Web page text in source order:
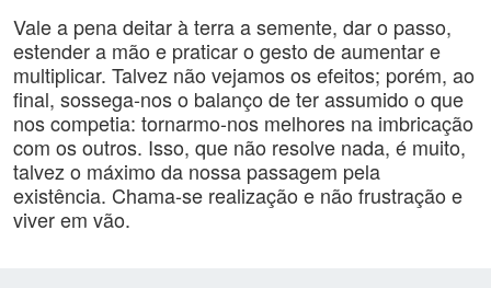
Vale a pena deitar à terra a semente, dar o passo,
estender a mão e praticar o gesto de aumentar e
multiplicar. Talvez não vejamos os efeitos; porém, ao
final, sossega-nos o balanço de ter assumido o que
nos competia: tornarmo-nos melhores na imbricação
com os outros. Isso, que não resolve nada, é muito,
talvez o máximo da nossa passagem pela
existência. Chama-se realização e não frustração e
viver em vão.